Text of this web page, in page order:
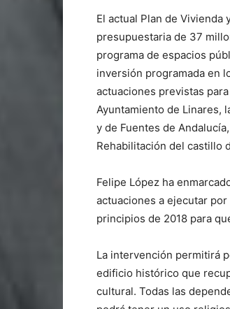
El actual Plan de
presupuestaria de 37
programa de espacios
inversión programada en
actuaciones previstas
Ayuntamiento de Linares,
y de Fuentes de
Rehabilitación del castillo
Felipe López ha
actuaciones a ejecutar
principios de 2018 para
La intervención permitirá
edificio histórico que
cultural. Todas las